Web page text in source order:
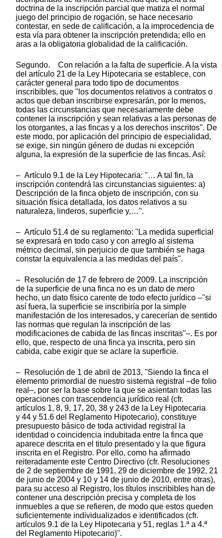
doctrina de la inscripción parcial que matiza el normal
juego del principio de rogación, se hace necesario
contestar, en sede de calificación, a la improcedencia de
esta vía para obtener la inscripción pretendida; ello en
aras a la obligatoria globalidad de la calificación.
Segundo. Con relación a la falta de superficie. A la vista
del artículo 21 de la Ley Hipotecaria se establece, con
carácter general para todo tipo de documentos
inscribibles, que ''los documentos relativos a contratos o
actos que deban inscribirse expresarán, por lo menos,
todas las circunstancias que necesariamente debe
contener la inscripción y sean relativas a las personas de
los otorgantes, a las fincas y a los derechos inscritos''. De
este modo, por aplicación del principio de especialidad,
se exige, sin ningún género de dudas ni excepción
alguna, la expresión de la superficie de las fincas. Así:
– Artículo 9.1 de la Ley Hipotecaria: ''… A tal fin, la
inscripción contendrá las circunstancias siguientes: a)
Descripción de la finca objeto de inscripción, con su
situación física detallada, los datos relativos a su
naturaleza, linderos, superficie y,…''.
– Artículo 51.4 de su reglamento: ''La medida superficial
se expresará en todo caso y con arreglo al sistema
métrico decimal, sin perjuicio de que también se haga
constar la equivalencia a las medidas del país''.
– Resolución de 17 de febrero de 2009. La inscripción
de la superficie de una finca no es un dato de mero
hecho, un dato físico carente de todo efecto jurídico –''si
así fuera, la superficie se inscribiría por la simple
manifestación de los interesados, y carecerían de sentido
las normas que regulan la inscripción de las
modificaciones de cabida de las fincas inscritas''–. Es por
ello, que, respecto de una finca ya inscrita, pero sin
cabida, cabe exigir que se aclare la superficie.
– Resolución de 1 de abril de 2013, ''Siendo la finca el
elemento primordial de nuestro sistema registral –de folio
real–, por ser la base sobre la que se asientan todas las
operaciones con trascendencia jurídico real (cfr.
artículos 1, 8, 9, 17, 20, 38 y 243 de la Ley Hipotecaria
y 44 y 51.6 del Reglamento Hipotecario), constituye
presupuesto básico de toda actividad registral la
identidad o coincidencia indubitada entre la finca que
aparece descrita en el titulo presentado y la que figura
inscrita en el Registro. Por ello, como ha afirmado
reiteradamente este Centro Directivo (cfr. Resoluciones
de 2 de septiembre de 1991, 29 de diciembre de 1992, 21
de junio de 2004 y 10 y 14 de junio de 2010, entre otras),
para su acceso al Registro, los títulos inscribibles han de
contener una descripción precisa y completa de los
inmuebles a que se refieren, de modo que estos queden
suficientemente individualizados e identificados (cfr.
artículos 9.1 de la Ley Hipotecaria y 51, reglas 1.ª a 4.ª
del Reglamento Hipotecario)''.